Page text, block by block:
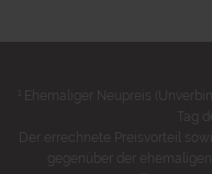
Ehemaliger Neupreis
Tag
Der errechnete Preisvorteil
gegenüber der